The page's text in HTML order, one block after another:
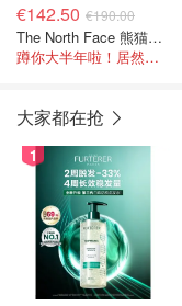
€142.50 €190.00
The North Face 熊猫色冲锋衣
蹲你大半年啦！居然在这见到 @Nana
大家都在抢
1